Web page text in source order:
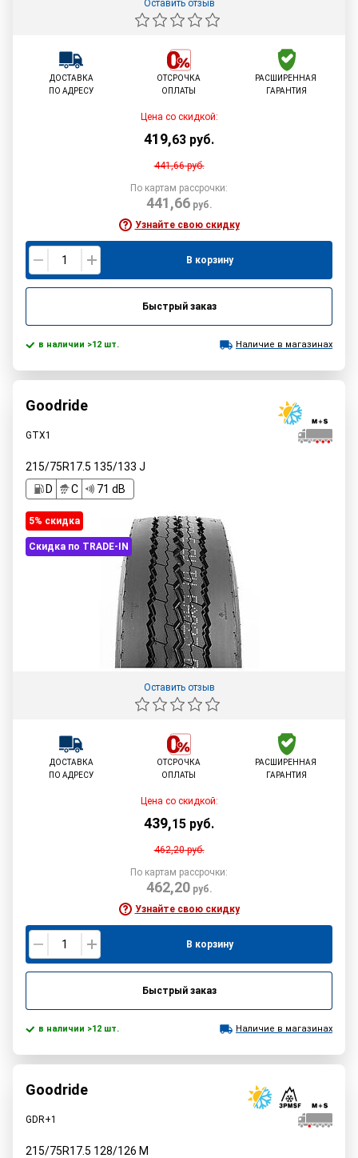
Оставить отзыв
ДОСТАВКА
ПО АДРЕСУ
ОТСРОЧКА
ОПЛАТЫ
РАСШИРЕННАЯ
ГАРАНТИЯ
Цена со скидкой:
419,63 руб.
441,66руб.
По картам рассрочки:
441,66руб.
Узнайте свою скидку
В корзину
Быстрый заказ
в наличии >12 шт. Наличие в магазинах
Goodride
GTX1
215/75R17.5 135/133 J
D
C 71 dB
5% cкидка
Скидка по TRADE-IN
Оставить отзыв
ДОСТАВКА
ПО АДРЕСУ
ОТСРОЧКА
ОПЛАТЫ
РАСШИРЕННАЯ
ГАРАНТИЯ
Цена со скидкой:
439,15 руб.
462,20руб.
По картам рассрочки:
462,20руб.
Узнайте свою скидку
В корзину
Быстрый заказ
в наличии >12 шт. Наличие в магазинах
Goodride
GDR+1
215/75R17.5 128/126 M